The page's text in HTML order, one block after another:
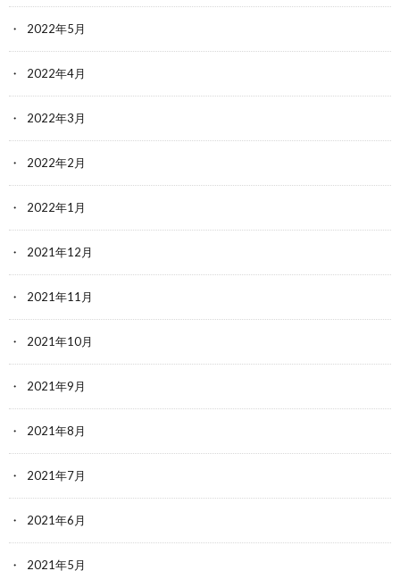
2022年5月
2022年4月
2022年3月
2022年2月
2022年1月
2021年12月
2021年11月
2021年10月
2021年9月
2021年8月
2021年7月
2021年6月
2021年5月